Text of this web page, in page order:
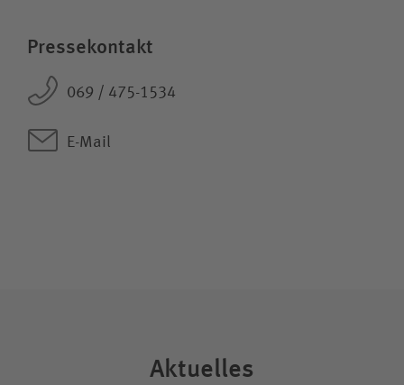
Pressekontakt
069 / 475-1534
E-Mail
Aktuelles